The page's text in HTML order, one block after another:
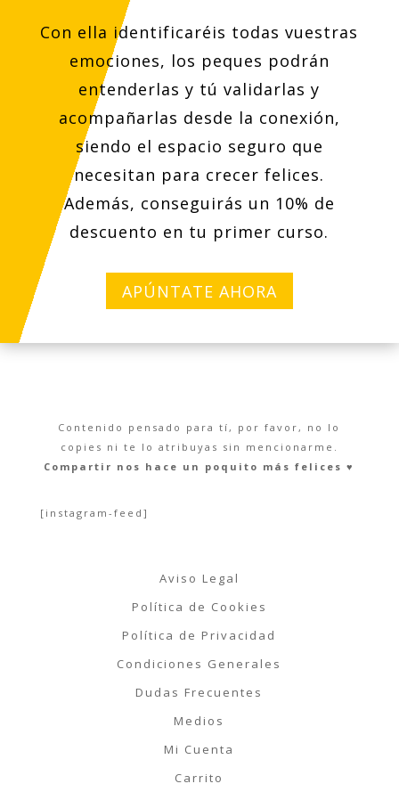
Con ella identificaréis todas vuestras
emociones, los peques podrán
entenderlas y tú validarlas y
acompañarlas desde la conexión,
siendo el espacio seguro que
necesitan para crecer felices.
Además, conseguirás un 10% de
descuento en tu primer curso.
APÚNTATE AHORA
Contenido pensado para tí, por favor, no lo
copies ni te lo atribuyas sin mencionarme.
Compartir nos hace un poquito más felices ♥︎
[instagram-feed]
Aviso Legal
Política de Cookies
Política de Privacidad
Condiciones Generales
Dudas Frecuentes
Medios
Mi Cuenta
Carrito